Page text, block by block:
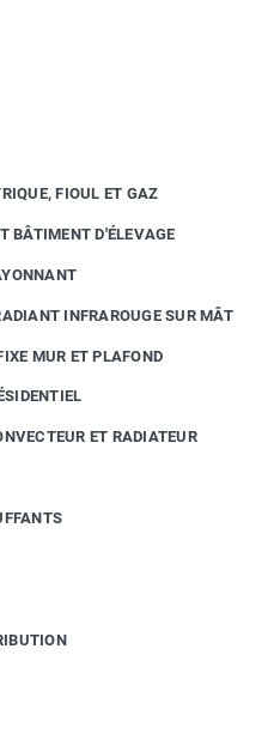
FIOUL ET GAZ
BÂTIMENT D'ÉLEVAGE
INFRAROUGE SUR MÂT
MUR ET PLAFOND
ET RADIATEUR